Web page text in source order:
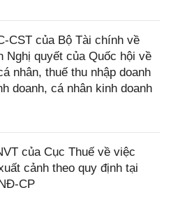
CST của Bộ Tài chính về
Nghị quyết của Quốc hội về
nhân, thuế thu nhập doanh
doanh, cá nhân kinh doanh
của Cục Thuế về việc
cảnh theo quy định tại
CP